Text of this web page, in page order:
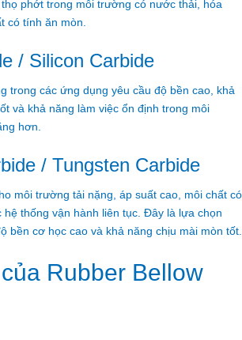
phớt trong môi trường có nước thải, hóa
có tính ăn mòn.
/ Silicon Carbide
trong các ứng dụng yêu cầu độ bền cao, khả
và khả năng làm việc ổn định trong môi
hơn.
/ Tungsten Carbide
môi trường tải nặng, áp suất cao, môi chất có
hệ thống vận hành liên tục. Đây là lựa chọn
bền cơ học cao và khả năng chịu mài mòn tốt.
Rubber Bellow